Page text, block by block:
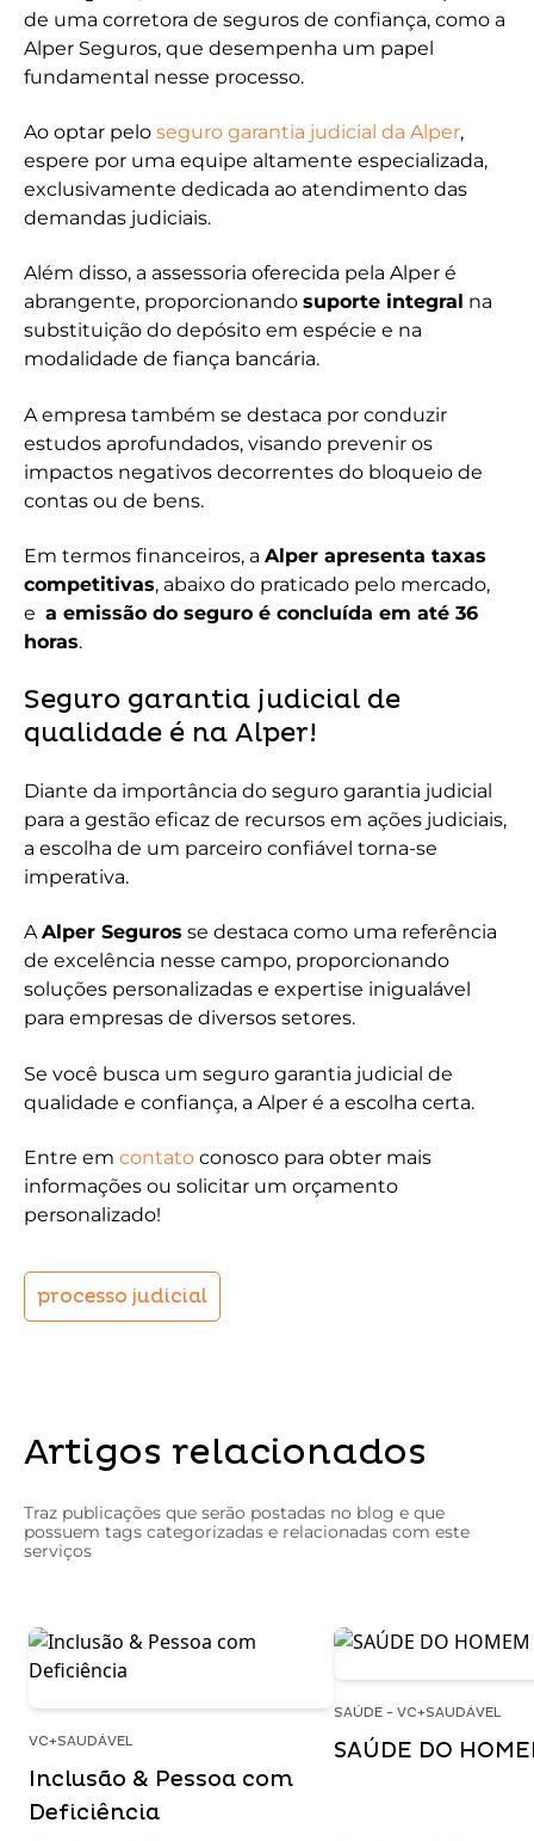
de uma corretora de seguros de confiança, como a
Alper Seguros, que desempenha um papel
fundamental nesse processo.
Ao optar pelo seguro garantia judicial da Alper,
espere por uma equipe altamente especializada,
exclusivamente dedicada ao atendimento das
demandas judiciais.
Além disso, a assessoria oferecida pela Alper é
abrangente, proporcionando suporte integral na
substituição do depósito em espécie e na
modalidade de fiança bancária.
A empresa também se destaca por conduzir
estudos aprofundados, visando prevenir os
impactos negativos decorrentes do bloqueio de
contas ou de bens.
Em termos financeiros, a Alper apresenta taxas
competitivas, abaixo do praticado pelo mercado,
e a emissão do seguro é concluída em até 36
horas.
Seguro garantia judicial de
qualidade é na Alper!
Diante da importância do seguro garantia judicial
para a gestão eficaz de recursos em ações judiciais,
a escolha de um parceiro confiável torna-se
imperativa.
AAlper Seguros se destaca como uma referência
de excelência nesse campo, proporcionando
soluções personalizadas e expertise inigualável
para empresas de diversos setores.
Se você busca um seguro garantia judicial de
qualidade e confiança, a Alper é a escolha certa.
Entre em contato conosco para obter mais
informações ou solicitar um orçamento
personalizado!
processo judicial
Artigos relacionados
Traz publicações que serão postadas no blog e que
possuem tags categorizadas e relacionadas com este
serviços
VC+SAUDÁVEL
Inclusão & Pessoa com
Deficiência
SAÚDE - VC+SAUDÁVEL
SAÚDE DO